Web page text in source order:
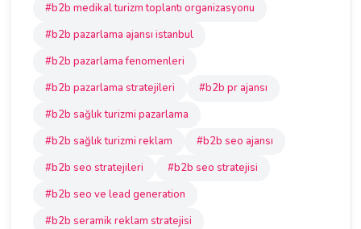
#b2b medikal turizm toplantı organizasyonu
#b2b pazarlama ajansı istanbul
#b2b pazarlama fenomenleri
#b2b pazarlama stratejileri
#b2b pr ajansı
#b2b sağlık turizmi pazarlama
#b2b sağlık turizmi reklam
#b2b seo ajansı
#b2b seo stratejileri
#b2b seo stratejisi
#b2b seo ve lead generation
#b2b seramik reklam stratejisi